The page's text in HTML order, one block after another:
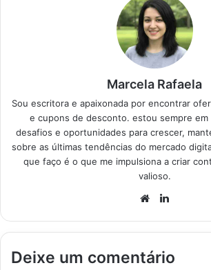
Marcela Rafaela
Sou escritora e apaixonada por encontrar
e cupons de desconto. estou sempre em
desafios e oportunidades para crescer,
sobre as últimas tendências do mercado
que faço é o que me impulsiona a criar
valioso.
Website
Deixe um comentário